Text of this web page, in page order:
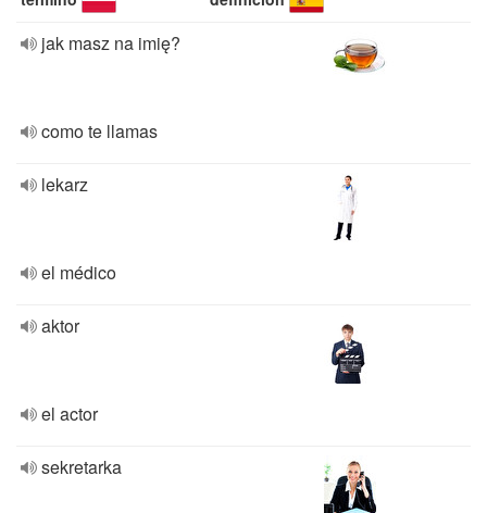
jak masz na imię?
como te llamas
lekarz
el médico
aktor
el actor
sekretarka